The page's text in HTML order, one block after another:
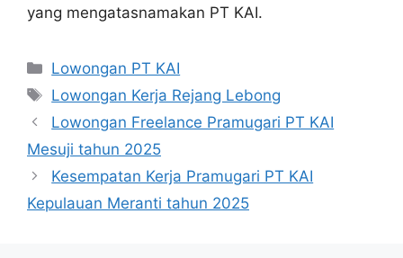
yang mengatasnamakan PT KAI.
Categories
Lowongan PT KAI
Tags
Lowongan Kerja Rejang Lebong
Lowongan Freelance Pramugari PT KAI
Mesuji tahun 2025
Kesempatan Kerja Pramugari PT KAI
Kepulauan Meranti tahun 2025